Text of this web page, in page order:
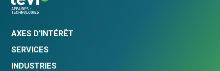
AXES D'INTÉRÊT
SERVICES
INDUSTRIES